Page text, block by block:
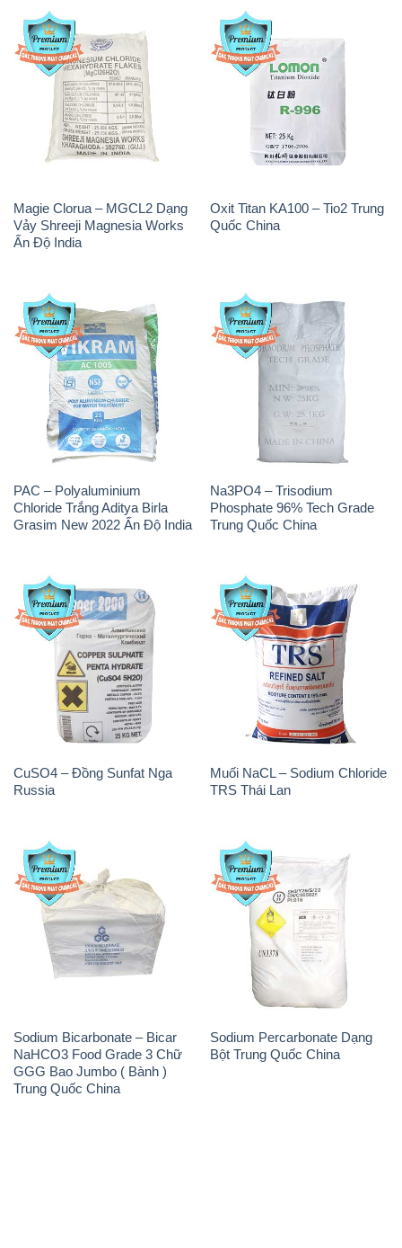
Magie Clorua – MGCL2 Dạng
Vảy Shreeji Magnesia Works
Ấn Độ India
Oxit Titan KA100 – Tio2 Trung
Quốc China
PAC – Polyaluminium
Chloride Trắng Aditya Birla
Grasim New 2022 Ấn Độ India
Na3PO4 – Trisodium
Phosphate 96% Tech Grade
Trung Quốc China
CuSO4 – Đồng Sunfat Nga
Russia
Muối NaCL – Sodium Chloride
TRS Thái Lan
Sodium Bicarbonate – Bicar
NaHCO3 Food Grade 3 Chữ
GGG Bao Jumbo ( Bành )
Trung Quốc China
Sodium Percarbonate Dạng
Bột Trung Quốc China